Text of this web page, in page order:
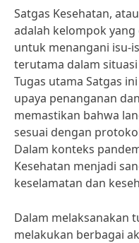
Satgas Kesehatan,
adalah kelompok
untuk menangani isu-
terutama dalam
Tugas utama Satgas
upaya penanganan
memastikan bahwa
sesuai dengan
Dalam konteks
Kesehatan menjadi
keselamatan dan
Dalam melaksanakan
melakukan berbagai